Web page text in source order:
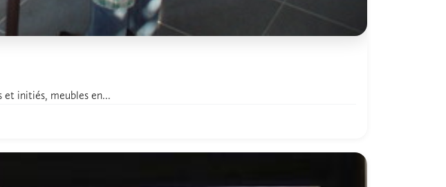
et initiés, meubles en...